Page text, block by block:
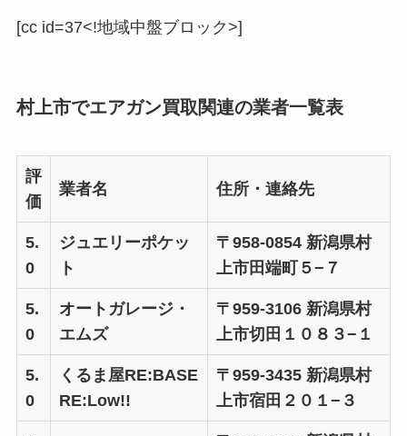
[cc id=37<!地域中盤ブロック>]
村上市でエアガン買取関連の業者一覧表
評
価
業者名 住所・連絡先
5.
0
ジュエリーポケッ
ト
〒958-0854 新潟県村
上市田端町５−７
5.
0
オートガレージ・
エムズ
〒959-3106 新潟県村
上市切田１０８３−１
5.
0
くるま屋RE:BASE
RE:Low!!
〒959-3435 新潟県村
上市宿田２０１−３